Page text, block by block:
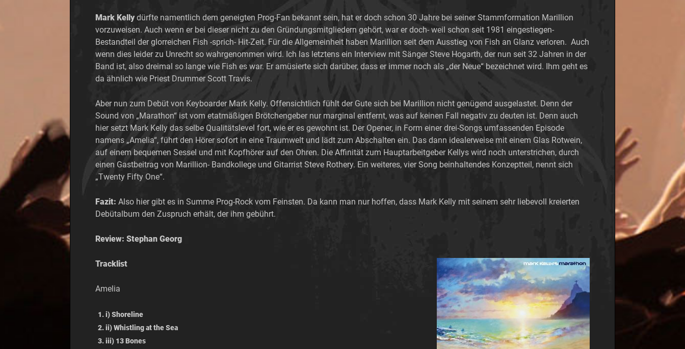
Mark Kellydürfte namentlich dem geneigten Prog-Fan bekannt sein, hat er doch schon 30 Jahre bei seiner Stammformation Marillion
vorzuweisen. Auch wenn er bei dieser nicht zu den Gründungsmitgliedern gehört, war er doch- weil schon seit 1981 eingestiegen-
Bestandteil der glorreichen Fish -sprich- Hit-Zeit. Für die Allgemeinheit haben Marillion seit dem Ausstieg von Fish an Glanz verloren. Auch
wenn dies leider zu Unrecht so wahrgenommen wird. Ich las letztens ein Interview mit Sänger Steve Hogarth, der nun seit 32 Jahren in der
Band ist, also dreimal so lange wie Fish es war. Er amüsierte sich darüber, dass er immer noch als „der Neue“ bezeichnet wird. Ihm geht es
da ähnlich wie Priest Drummer Scott Travis.
Aber nun zum Debüt von Keyboarder Mark Kelly. Offensichtlich fühlt der Gute sich bei Marillion nicht genügend ausgelastet. Denn der
Sound von „Marathon“ ist vom etatmäßigen Brötchengeber nur marginal entfernt, was auf keinen Fall negativ zu deuten ist. Denn auch
hier setzt Mark Kelly das selbe Qualitätslevel fort, wie er es gewohnt ist. Der Opener, in Form einer drei-Songs umfassenden Episode
namens „Amelia“, führt den Hörer sofort in eine Traumwelt und lädt zum Abschalten ein. Das dann idealerweise mit einem Glas Rotwein,
auf einem bequemen Sessel und mit Kopfhörer auf den Ohren. Die Affinität zum Hauptarbeitgeber Kellys wird noch unterstrichen, durch
einen Gastbeitrag von Marillion- Bandkollege und Gitarrist Steve Rothery. Ein weiteres, vier Song beinhaltendes Konzeptteil, nennt sich
„Twenty Fifty One“.
Fazit: Also hier gibt es in Summe Prog-Rock vom Feinsten. Da kann man nur hoffen, dass Mark Kelly mit seinem sehr liebevoll kreierten
Debütalbum den Zuspruch erhält, der ihm gebührt.
Review: Stephan Georg
Tracklist
Amelia
i) Shoreline
ii) Whistling at the Sea
iii) 13 Bones